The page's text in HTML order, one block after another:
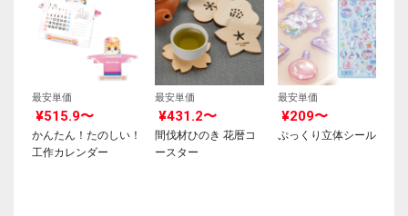
最安単価
¥515.9〜
かんたん！たのしい！
工作カレンダー
最安単価
¥431.2〜
間伐材ひのき 花暦コ
ースター
最安単価
¥209〜
ぷっくり立体シール